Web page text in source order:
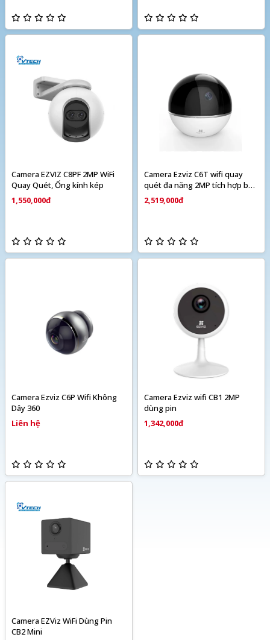
Camera EZVIZ C8PF 2MP WiFi
Quay Quét, Ống kính kép
1,550,000đ
Camera Ezviz C6T wifi quay
quét đa năng 2MP tích hợp báo
động
2,519,000đ
Camera Ezviz C6P Wifi Không
Dây 360
Liên hệ
Camera Ezviz wifi CB1 2MP
dùng pin
1,342,000đ
Camera EZViz WiFi Dùng Pin
CB2 Mini